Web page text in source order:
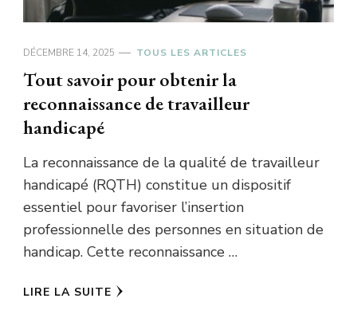
DÉCEMBRE 14, 2025 TOUS LES ARTICLES
Tout savoir pour obtenir la
reconnaissance de travailleur
handicapé
La reconnaissance de la qualité de travailleur
handicapé (RQTH) constitue un dispositif
essentiel pour favoriser l’insertion
professionnelle des personnes en situation de
handicap. Cette reconnaissance …
LIRE LA SUITE